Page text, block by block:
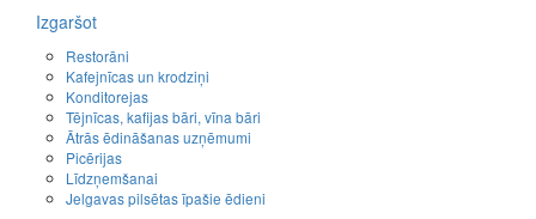
Izgaršot
Restorāni
Kafejnīcas un krodziņi
Konditorejas
Tējnīcas, kafijas bāri, vīna bāri
Ātrās ēdināšanas uzņēmumi
Picērijas
Līdzņemšanai
Jelgavas pilsētas īpašie ēdieni